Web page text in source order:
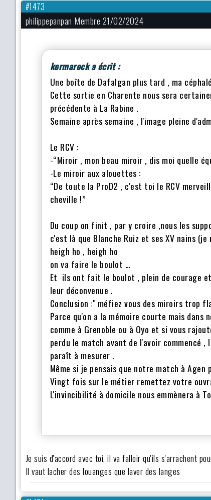
#1473
philippepanpan Membre 21/02/2024
kermarock a écrit :
Une boîte de Dafalgan plus tard , ma
Cette sortie en Charente nous sera
précédente à La Rabine .
Semaine après semaine , l'image pleine
Le RCV :
-“Miroir , mon beau miroir , dis moi quelle
-Le miroir aux alouettes :
“De toute la ProD2 , c'est toi le RCV
cheville !”
Du coup on finit , par y croire ,nous les
c'est là que Blanche Ruiz et ses XV nains
heigh ho , heigh ho
on va faire le boulot …
Et ils ont fait le boulot , plein de courage
leur déconvenue .
Conclusion :" méfiez vous des miroirs trop
Parce qu'on a la mémoire courte mais
comme à Grenoble ou à Oyo et si vous
perdu le match avant de l'avoir commencé
paraît à mesurer .
Même si je pensais que notre match à
Vingt fois sur le métier remettez votre
L'invincibilité à domicile nous emmènera à
Je suis d'accord avec toi, il va falloir qu'ils s'arrachent
Il vaut lacher des louanges que laver des langes